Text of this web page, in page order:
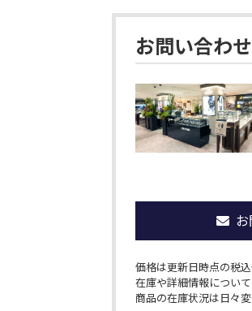
お問い合わせ
お
価格は更新日時点の税込
在庫や詳細情報につい
商品の在庫状況は日々